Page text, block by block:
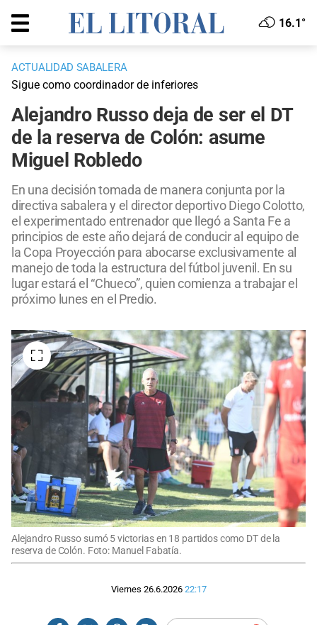
16.1°
ACTUALIDAD SABALERA
Sigue como coordinador de inferiores
Alejandro Russo deja de ser el DT
de la reserva de Colón: asume
Miguel Robledo
En una decisión tomada de manera conjunta por la
directiva sabalera y el director deportivo Diego Colotto,
el experimentado entrenador que llegó a Santa Fe a
principios de este año dejará de conducir al equipo de
la Copa Proyección para abocarse exclusivamente al
manejo de toda la estructura del fútbol juvenil. En su
lugar estará el “Chueco”, quien comienza a trabajar el
próximo lunes en el Predio.
Alejandro Russo sumó 5 victorias en 18 partidos como DT de la
reserva de Colón. Foto: Manuel Fabatía.
Viernes 26.6.2026 22:17